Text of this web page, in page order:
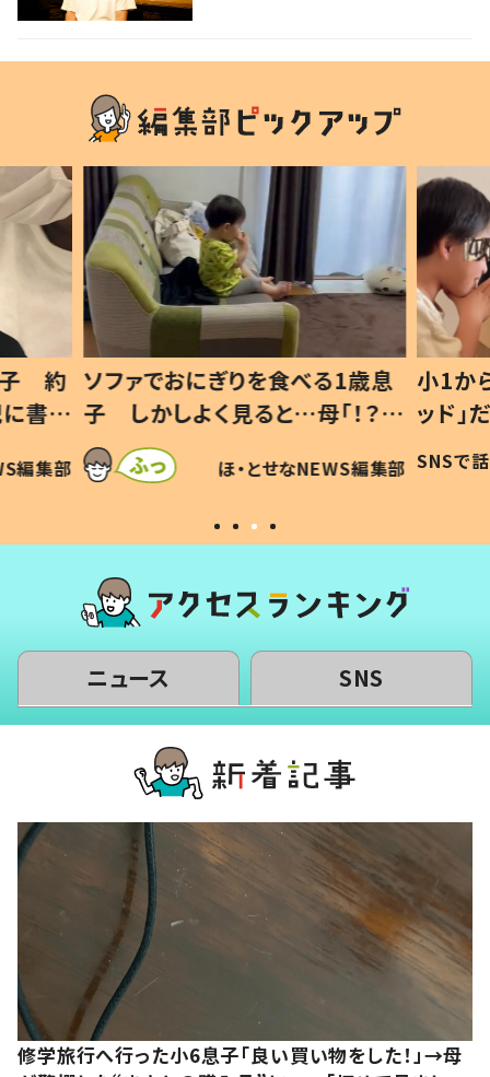
歳息
？」
編集部
小1から不登校、息子は「ギフテ
ッド」だった 父が“ウチ給食”を
作り続ける理由とは #令和の親
#令和の子
SNSで話題 ほ・とせなNEWS編集部
ひ孫
が、抱
「涙
い」
ニュース SNS
修学旅行へ行った小6息子「良い買い物をした！」→母